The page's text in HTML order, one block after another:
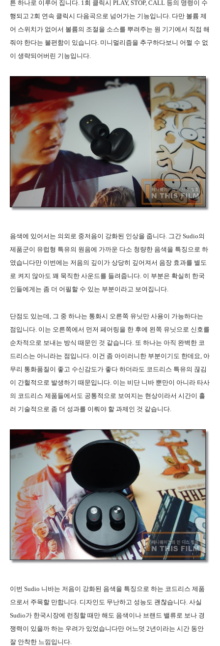
튼 하나로 이루어 집니다. 1회 클릭시 PLAY, STOP, CALL 등의 명령이 수
행되고 2회 연속 클릭시 다음곡으로 넘어가는 기능입니다. 다만 볼륨 제
어 스위치가 없어서 볼륨의 조절을 소스를 뿌려주는 원 기기에서 직접 해
줘야 한다는 불편함이 있습니다. 미니멀리즘을 추구하다보니 어쩔 수 없
이 생략되어버린 기능입니다.
음색에 있어서는 의외로 중저음이 강화된 인상을 줍니다. 그간 Sudio의
제품군이 유럽형 특유의 원음에 가까운 다소 청량한 음색을 특징으로 하
였습니다만 이번에는 저음의 깊이가 상당히 깊어져서 음장 효과를 별도
로 켜지 않아도 꽤 묵직한 사운드를 들려줍니다. 이 부분은 확실히 한국
인들에게는 좀 더 어필할 수 있는 부분이라고 보여집니다.
단점도 있는데, 그 중 하나는 통화시 오른쪽 유닛만 사용이 가능하다는
점입니다. 이는 오른쪽에서 먼저 페어링을 한 후에 왼쪽 유닛으로 신호를
순차적으로 보내는 방식 때문인 것 같습니다. 또 하나는 아직 완벽한 코
드리스는 아니라는 점입니다. 이건 좀 아이러니한 부분이기도 한데요, 아
무리 통화품질이 좋고 수신감도가 좋다 하더라도 코드리스 특유의 끊김
이 간헐적으로 발생하기 때문입니다. 이는 비단 니바 뿐만이 아니라 타사
의 코드리스 제품들에서도 공통적으로 보여지는 현상이라서 시간이 흘
러 기술적으로 좀 더 성과를 이뤄야 할 과제인 것 같습니다.
이번 Sudio 니바는 저음이 강화된 음색을 특징으로 하는 코드리스 제품
으로서 주목할 만합니다. 디자인도 무난하고 성능도 괜찮습니다. 사실
Sudio가 한국시장에 런칭할 때만 해도 음색이나 브랜드 밸류로 보나 경
쟁력이 있을까 하는 우려가 있었습니다만 어느덧 2년이라는 시간 동안
잘 안착한 느낌입니다.